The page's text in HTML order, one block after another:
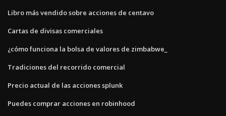
Libro más vendido sobre acciones de centavo
Cartas de divisas comerciales
¿cómo funciona la bolsa de valores de zimbabwe_
Tradiciones del recorrido comercial
Precio actual de las acciones splunk
Puedes comprar acciones en robinhood